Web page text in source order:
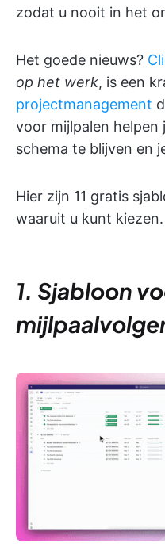
zodat u nooit in het
Het goede nieuws?
op het werk, is een
projectmanagement
voor mijlpalen helpen
schema te blijven en
Hier zijn 11 gratis
waaruit u kunt kiezen.
1. Sjabloon